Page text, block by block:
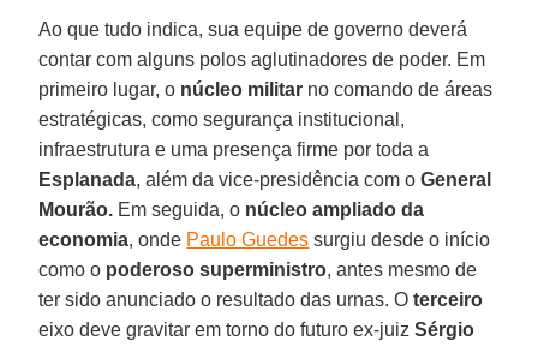
Ao que tudo indica, sua equipe de governo deverá
contar com alguns polos aglutinadores de poder. Em
primeiro lugar, o núcleo militar no comando de áreas
estratégicas, como segurança institucional,
infraestrutura e uma presença firme por toda a
Esplanada, além da vice-presidência com oGeneral
Mourão. Em seguida, o núcleo ampliado da
economia, onde Paulo Guedes surgiu desde o início
como o poderoso superministro, antes mesmo de
ter sido anunciado o resultado das urnas. Oterceiro
eixo deve gravitar em torno do futuro ex-juiz Sérgio